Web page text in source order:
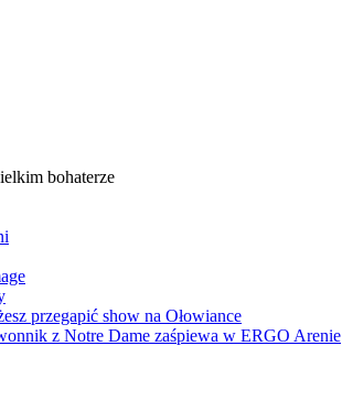
bohaterze
przegapić show na Ołowiance
z Notre Dame zaśpiewa w ERGO Arenie